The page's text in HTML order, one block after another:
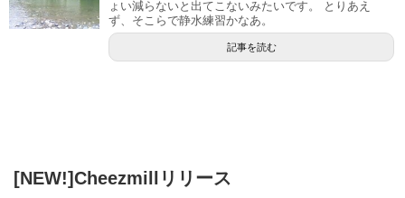
ょい減らないと出てこないみたいです。 とりあえ
ず、そこらで静水練習かなあ。
記事を読む
[NEW!]Cheezmillリリース